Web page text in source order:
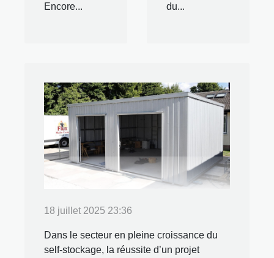
Encore...
du...
18 juillet 2025 23:36
Dans le secteur en pleine croissance du
self-stockage, la réussite d’un projet